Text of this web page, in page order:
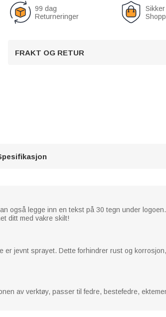
99 dag
Returneringer
Sikker
FRAKT OG RETUR
også legge inn en tekst på 30 tegn under
ditt med vakre skilt!
er jevnt sprayet. Dette forhindrer rust og
av verktøy, passer til fedre, bestefedre,